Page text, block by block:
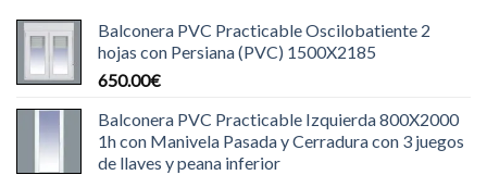
Balconera PVC Practicable Oscilobatiente 2
hojas con Persiana (PVC) 1500X2185
650.00€
Balconera PVC Practicable Izquierda 800X2000
1h con Manivela Pasada y Cerradura con 3 juegos
de llaves y peana inferior